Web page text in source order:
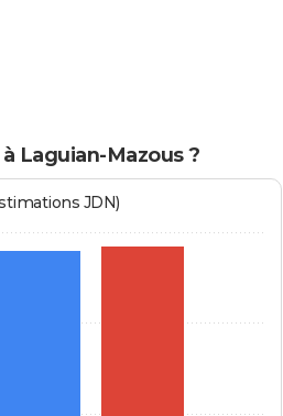
Laguian-Mazous ?
JDN)